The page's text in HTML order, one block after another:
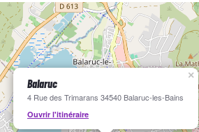
Balaruc
4 Rue des Trimarans 34540 Balaruc-les-Bains
Ouvrir l'itinéraire
×